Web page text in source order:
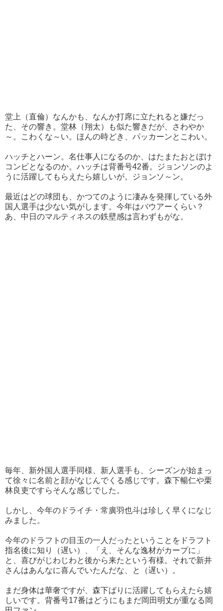
堂上（直倫）なんかも、なんか打席に立たれると嫌だっ
た、その響き。堂林（翔太）も似た響きだが、さわやか
～。こわくな～い。ほんの時どき、パッカーンとこわい。
ハッチとハーン。名仕事人になるのか、はたまたおとぼけ
コンビとなるのか。ハッチは背番号42番。ジョンソンのよ
うに活躍してもらえたら嬉しいが。ジョンソ～ン。
最近はどの球団も、かつてのように凄みを発揮している外
国人選手は少ない気がします。今年はバウアーくらい？
あ、中日のマルティネスの鉄壁感は言わずもがな。
毎年、新外国人選手同様、新人選手も、シーズンが始まっ
て徐々に名前と顔がなじんでくる感じです。森下暢仁や栗
林良吏ですらそんな感じでした。
しかし、今年のドライチ・常廣羽也斗は珍しく早くになじ
みました。
今年のドラフトの目玉の一人だったということをドラフト
指名後に知り（遅い）、「え、そんな逸材がカープに」
と、喜びがじわじわと後から来たという有様。それで新井
さんはあんなに喜んでいたんだな、と（遅い）。
まだ身体は華奢ですが、森下ばりに活躍してもらえたら嬉
しいです。背番号17番はどうにもまだ岡田明丈が重なる岡